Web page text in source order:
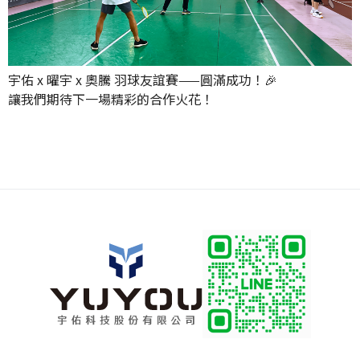
宇佑 x 曜宇 x 奧騰 羽球友誼賽——圓滿成功！🎉
讓我們期待下一場精彩的合作火花！